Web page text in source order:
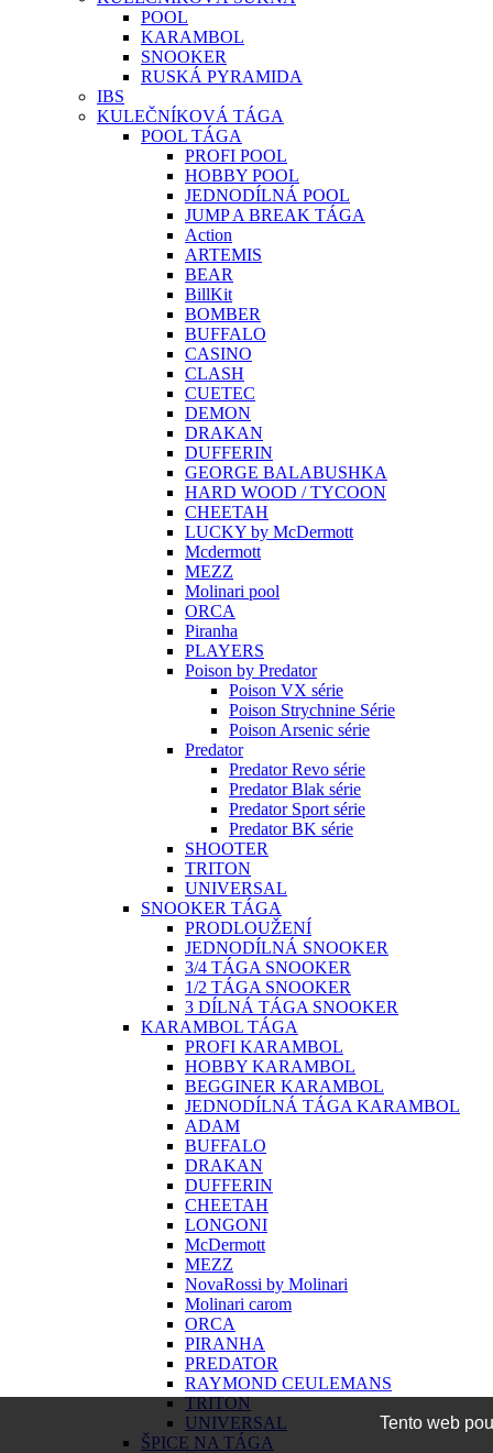
POOL
KARAMBOL
SNOOKER
RUSKÁ PYRAMIDA
IBS
KULEČNÍKOVÁ TÁGA
POOL TÁGA
PROFI POOL
HOBBY POOL
JEDNODÍLNÁ POOL
JUMP A BREAK TÁGA
Action
ARTEMIS
BEAR
BillKit
BOMBER
BUFFALO
CASINO
CLASH
CUETEC
DEMON
DRAKAN
DUFFERIN
GEORGE BALABUSHKA
HARD WOOD / TYCOON
CHEETAH
LUCKY by McDermott
Mcdermott
MEZZ
Molinari pool
ORCA
Piranha
PLAYERS
Poison by Predator
Poison VX série
Poison Strychnine Série
Poison Arsenic série
Predator
Predator Revo série
Predator Blak série
Predator Sport série
Predator BK série
SHOOTER
TRITON
UNIVERSAL
SNOOKER TÁGA
PRODLOUŽENÍ
JEDNODÍLNÁ SNOOKER
3/4 TÁGA SNOOKER
1/2 TÁGA SNOOKER
3 DÍLNÁ TÁGA SNOOKER
KARAMBOL TÁGA
PROFI KARAMBOL
HOBBY KARAMBOL
BEGGINER KARAMBOL
JEDNODÍLNÁ TÁGA KARAMBOL
ADAM
BUFFALO
DRAKAN
DUFFERIN
CHEETAH
LONGONI
McDermott
MEZZ
NovaRossi by Molinari
Molinari carom
ORCA
PIRANHA
PREDATOR
RAYMOND CEULEMANS
TRITON
UNIVERSAL
ŠPICE NA TÁGA
Tento web